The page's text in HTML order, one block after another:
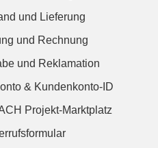
und Lieferung
und Rechnung
und Reklamation
& Kundenkonto-ID
Projekt-Marktplatz